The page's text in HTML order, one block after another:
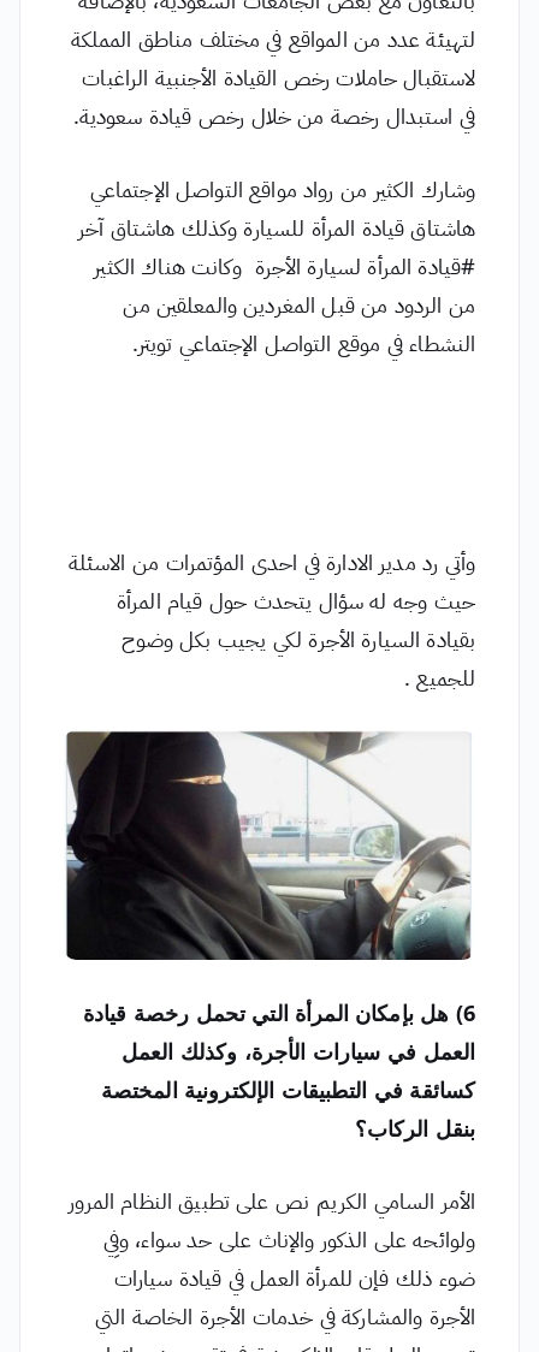
لتهيئة عدد من المواقع في مختلف مناطق المملكة
لاستقبال حاملات رخص القيادة الأجنبية الراغبات
في استبدال رخصة من خلال رخص قيادة سعودية.
وشارك الكثير من رواد مواقع التواصل الإجتماعي
هاشتاق قيادة المرأة للسيارة وكذلك هاشتاق آخر
#قيادة المرأة لسيارة الأجرة وكانت هناك الكثير
من الردود من قبل المغردين والمعلقين من
النشطاء في موقع التواصل الإجتماعي تويتر.
وأتي رد مدير الادارة في احدى المؤتمرات من الاسئلة
حيث وجه له سؤال يتحدث حول قيام المرأة
بقيادة السيارة الأجرة لكي يجيب بكل وضوح
للجميع .
6) هل بإمكان المرأة التي تحمل رخصة قيادة
العمل في سيارات الأجرة، وكذلك العمل
كسائقة في التطبيقات الإلكترونية المختصة
بنقل الركاب؟
الأمر السامي الكريم نص على تطبيق النظام المرور
ولوائحه على الذكور والإناث على حد سواء، وفِي
ضوء ذلك فإن للمرأة العمل في قيادة سيارات
الأجرة والمشاركة في خدمات الأجرة الخاصة التي